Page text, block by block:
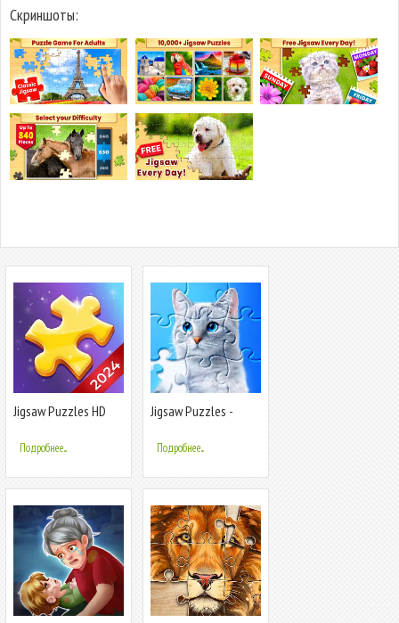
Скриншоты:
Jigsaw Puzzles HD
Подробнее...
Jigsaw Puzzles -
Подробнее...